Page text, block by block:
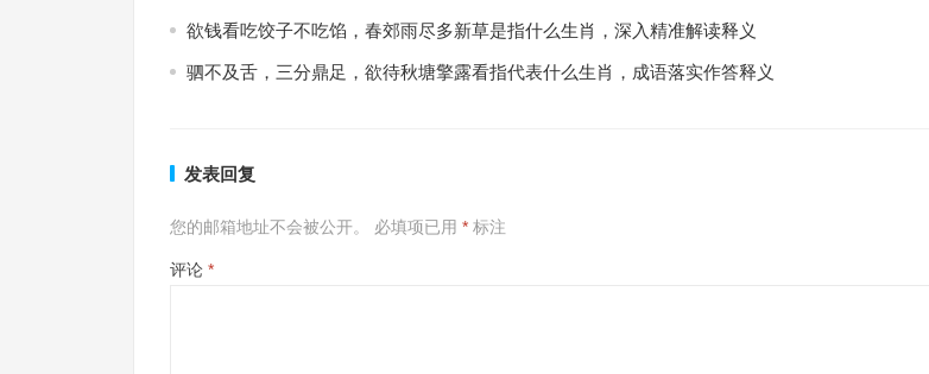
欲钱看吃饺子不吃馅，春郊雨尽多新草是指什么生肖，深入精准解读释义
驷不及舌，三分鼎足，欲待秋塘擎露看指代表什么生肖，成语落实作答释义
发表回复
您的邮箱地址不会被公开。 必填项已用 * 标注
评论 *